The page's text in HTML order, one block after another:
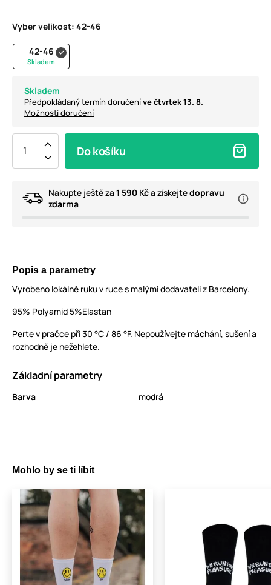
Vyber velikost: 42-46
42-46
Skladem
Skladem
Předpokládaný termín doručeníve čtvrtek 13. 8.
Možnosti doručení
Do košíku
Nakupte ještě za 1 590 Kča získejtedopravu
zdarma
Popis a parametry
Vyrobeno lokálně ruku v ruce s malými dodavateli z Barcelony.
95% Polyamid 5%Elastan
Perte v pračce při 30 °C / 86 °F. Nepoužívejte máchání, sušení a
rozhodně je nežehlete.
Základní parametry
Barva modrá
Mohlo by se ti líbit